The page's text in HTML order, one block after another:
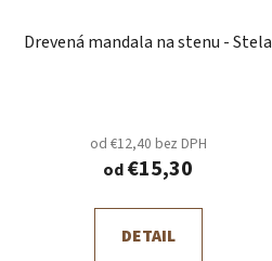
Drevená mandala na stenu - Stela
od €12,40 bez DPH
od€15,30
DETAIL